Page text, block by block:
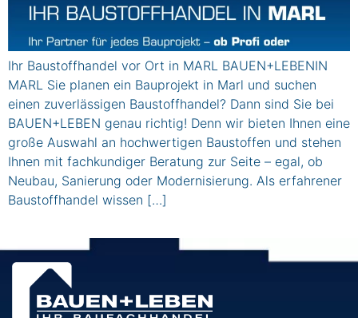
Ihr Baustoffhandel vor Ort in MARL BAUEN+LEBENIN
MARL Sie planen ein Bauprojekt in Marl und suchen
einen zuverlässigen Baustoffhandel? Dann sind Sie bei
BAUEN+LEBEN genau richtig! Denn wir bieten Ihnen eine
große Auswahl an hochwertigen Baustoffen und stehen
Ihnen mit fachkundiger Beratung zur Seite – egal, ob
Neubau, Sanierung oder Modernisierung. Als erfahrener
Baustoffhandel wissen […]